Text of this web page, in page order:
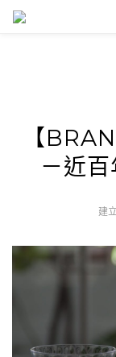
Skip
【
－近
建